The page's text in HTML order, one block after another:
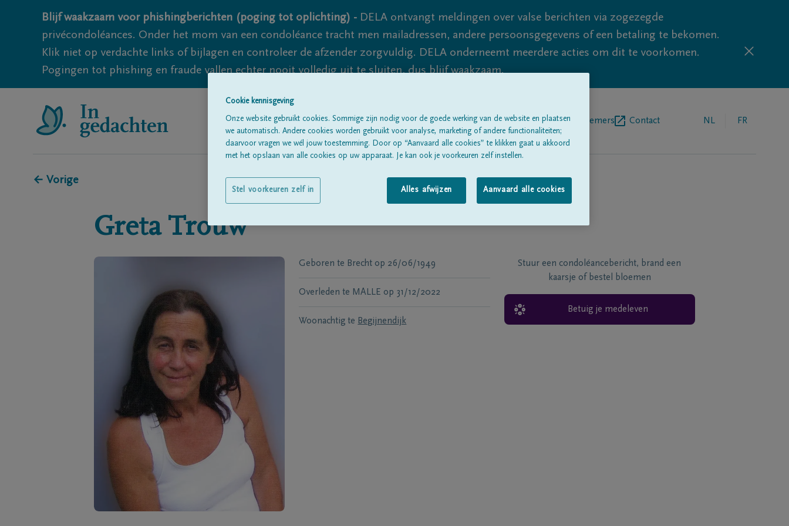
Blijf waakzaam voor phishingberichten (poging tot oplichting) - DELA ontvangt meldingen over valse berichten via zogezegde
privécondoléances. Onder het mom van een condoléance tracht men mailadressen, andere persoonsgegevens of een betaling te bekomen.
Klik niet op verdachte links of bijlagen en controleer de afzender zorgvuldig. DELA onderneemt meerdere acties om dit te voorkomen.
Pogingen tot phishing en fraude vallen echter nooit volledig uit te sluiten, dus blijf waakzaam.
Alle rouwberichtenOver onsBegrafenisondernemers Contact NL FR
← Vorige
Greta Trouw
Geboren te Brecht op 26/06/1949
Overleden te MALLE op 31/12/2022
Woonachtig te Begijnendijk
Stuur een condoléancebericht, brand een
kaarsje of bestel bloemen
Betuig je medeleven
Cookie kennisgeving
Onze website gebruikt cookies. Sommige zijn nodig voor de goede werking van de website en plaatsen
we automatisch. Andere cookies worden gebruikt voor analyse, marketing of andere functionaliteiten;
daarvoor vragen we wél jouw toestemming. Door op “Aanvaard alle cookies” te klikken gaat u akkoord
met het opslaan van alle cookies op uw apparaat. Je kan ook je voorkeuren zelf instellen.
Alles afwijzen Aanvaard alle cookies
Stel voorkeuren zelf in